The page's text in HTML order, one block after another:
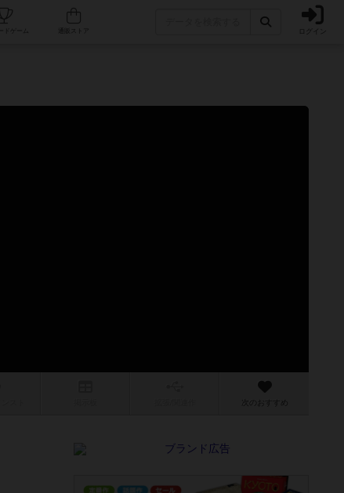
人気ボードゲーム ログイン
次のおすすめ